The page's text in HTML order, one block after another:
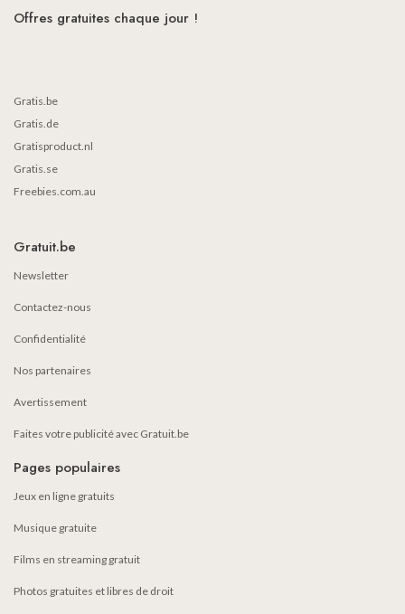
Offres gratuites chaque jour !
Gratis.be
Gratis.de
Gratisproduct.nl
Gratis.se
Freebies.com.au
Gratuit.be
Newsletter
Contactez-nous
Confidentialité
Nos partenaires
Avertissement
Faites votre publicité avec Gratuit.be
Pages populaires
Jeux en ligne gratuits
Musique gratuite
Films en streaming gratuit
Photos gratuites et libres de droit